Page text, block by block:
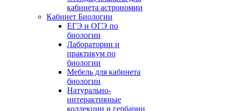
кабинета астрономии
Кабинет Биологии
ЕГЭ и ОГЭ по
биологии
Лаборатории и
практикум по
биологии
Мебель для кабинета
биологии
Натурально-
интерактивные
коллекции и гербарии